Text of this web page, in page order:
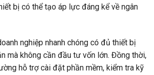
bị có thể tạo áp lực đáng kể về ngân
nghiệp nhanh chóng có đủ thiết bị
mà không cần đầu tư vốn lớn. Đồng thời,
hỗ trợ cài đặt phần mềm, kiểm tra kỹ